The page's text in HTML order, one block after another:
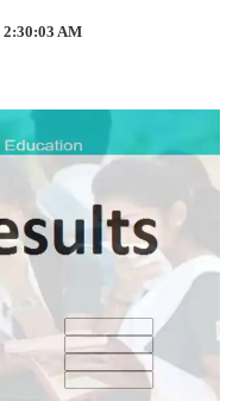
2:30:03 AM